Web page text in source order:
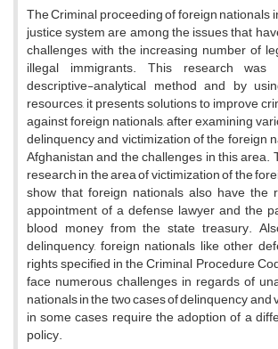
The Criminal proceeding of foreign nationals
justice system are among the issues that
challenges with the increasing number of
illegal immigrants. This research
descriptive-analytical method and by
resources, it presents solutions to improve
against foreign nationals, after examining
delinquency and victimization of the foreign
Afghanistan and the challenges in this area.
research in the area of ​​victimization of the
show that foreign nationals also have the
appointment of a defense lawyer and the
blood money from the state treasury.
delinquency, foreign nationals like other
rights specified in the Criminal Procedure
face numerous challenges in regards of
nationals in the two cases of delinquency and
in some cases require the adoption of a
policy.